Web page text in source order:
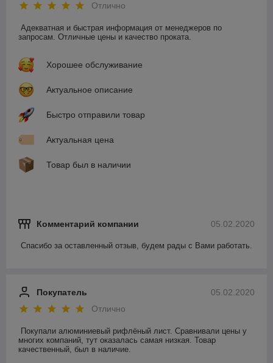
Отлично
Адекватная и быстрая информация от менеджеров по
запросам. Отличные цены и качество проката.
Хорошее обслуживание
Актуальное описание
Быстро отправили товар
Актуальная цена
Товар был в наличии
05.02.2020
Комментарий компании
Спасибо за оставленный отзыв, будем рады с Вами работать.
05.02.2020
Покупатель
Отлично
Покупали алюминиевый рифлёный лист. Сравнивали цены у
многих компаний, тут оказалась самая низкая. Товар
качественный, был в наличие.